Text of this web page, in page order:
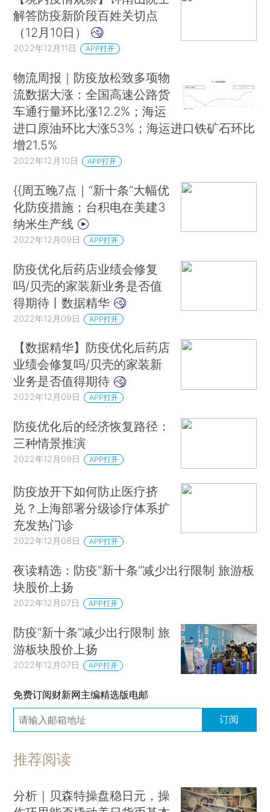
解答防疫新阶段百姓关切点
（12月10日）
2022年12月11日 APP打开
物流周报｜防疫放松致多项物
流数据大涨：全国高速公路货
车通行量环比涨12.2%；海运
进口原油环比大涨53%；海运进口铁矿石环比
增21.5%
2022年12月10日 APP打开
{{周五晚7点｜“新十条”大幅优
化防疫措施；台积电在美建3
纳米生产线
2022年12月09日 APP打开
防疫优化后药店业绩会修复
吗/贝壳的家装新业务是否值
得期待丨数据精华
2022年12月09日 APP打开
【数据精华】防疫优化后药店
业绩会修复吗/贝壳的家装新
业务是否值得期待
2022年12月09日 APP打开
防疫优化后的经济恢复路径：
三种情景推演
2022年12月09日 APP打开
防疫放开下如何防止医疗挤
兑？上海部署分级诊疗体系扩
充发热门诊
2022年12月08日 APP打开
夜读精选：防疫“新十条”减少出行限制 旅游板
块股价上扬
2022年12月07日 APP打开
防疫“新十条”减少出行限制 旅
游板块股价上扬
2022年12月07日 APP打开
免费订阅财新网主编精选版电邮
订阅
推荐阅读
分析｜贝森特操盘稳日元，操